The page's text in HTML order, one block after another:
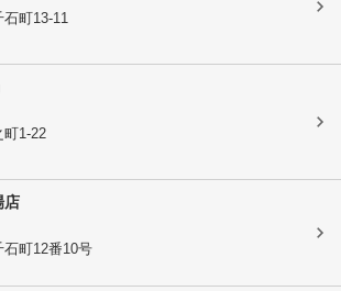
石町13-11
町1-22
店
石町12番10号